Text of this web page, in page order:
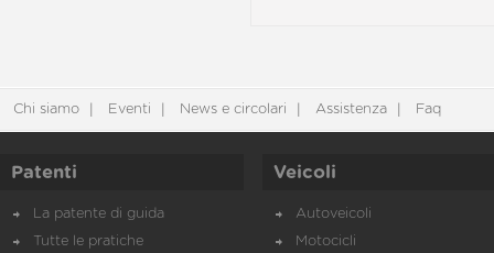
Chi siamo Eventi News e circolari Assistenza Faq
Patenti
La patente di guida
Tutte le pratiche
Veicoli
Autoveicoli
Motocicli